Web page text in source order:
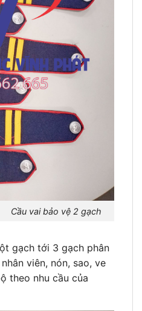
vệ 2 gạch
gạch tới 3 gạch phân
viên, nón, sao, ve
theo nhu cầu của